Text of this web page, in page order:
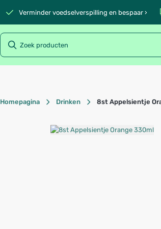
Verminder voedselverspilling en bespaar ›
Homepagina Drinken 8st Appelsientje